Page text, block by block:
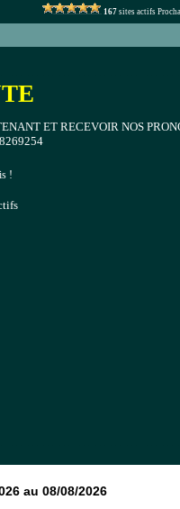
167 sites actifs
ET RECEVOIR NOS
!
au 08/08/2026